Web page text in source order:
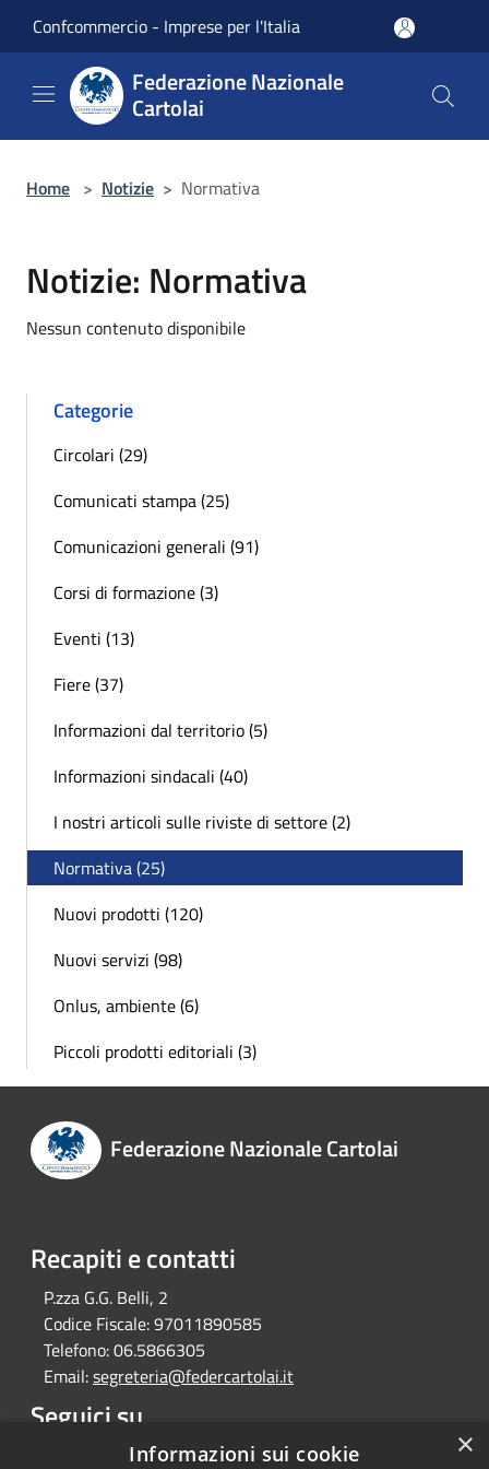
Confcommercio - Imprese per l'Italia
Federazione Nazionale
Cartolai
Home > Notizie > Normativa
Notizie: Normativa
Nessun contenuto disponibile
Categorie
Circolari (29)
Comunicati stampa (25)
Comunicazioni generali (91)
Corsi di formazione (3)
Eventi (13)
Fiere (37)
Informazioni dal territorio (5)
Informazioni sindacali (40)
I nostri articoli sulle riviste di settore (2)
Normativa (25)
Nuovi prodotti (120)
Nuovi servizi (98)
Onlus, ambiente (6)
Piccoli prodotti editoriali (3)
Federazione Nazionale Cartolai
Recapiti e contatti
P.zza G.G. Belli, 2
Codice Fiscale:97011890585
Telefono:06.5866305
Email:segreteria@federcartolai.it
Seguici su
Facebook ×
Informazioni sui cookie